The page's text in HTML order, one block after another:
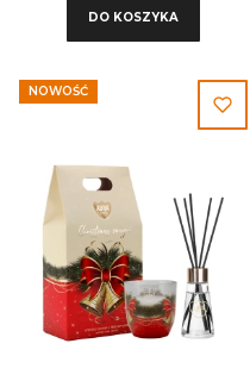
DO KOSZYKA
NOWOŚĆ